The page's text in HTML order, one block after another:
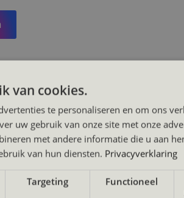
wrote these
van cookies.
te personaliseren en om ons
uw gebruik van onze site met onze
met andere informatie die u aan
van hun diensten. Privacyverklaring
Targeting Functioneel